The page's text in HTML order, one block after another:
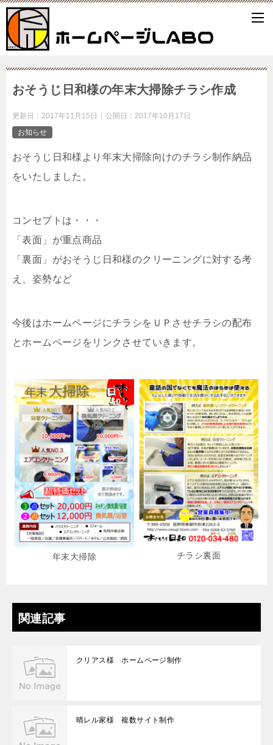
おそうじ日和様の年末大掃除チラシ作成
更新日： 2017年11月15日 公開日： 2017年10月17日
お知らせ
おそうじ日和様より年末大掃除向けのチラシ制作納品
をいたしました。
コンセプトは・・・
「表面」が重点商品
「裏面」がおそうじ日和様のクリーニングに対する考
え、姿勢など
今後はホームページにチラシをＵＰさせチラシの配布
とホームページをリンクさせていきます。
年末大掃除 チラシ裏面
関連記事
クリアス様 ホームページ制作
晴レル家様 複数サイト制作